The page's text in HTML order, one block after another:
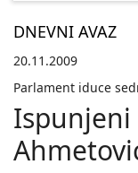
DNEVNI AVAZ
20.11.2009
Parlament iduce
Ispunjeni